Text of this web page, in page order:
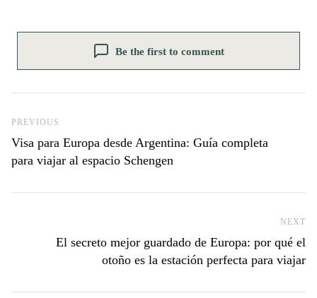
Be the first to comment
Previous Post
PREVIOUS
Visa para Europa desde Argentina: Guía completa
para viajar al espacio Schengen
NEXT
El secreto mejor guardado de Europa: por qué el
otoño es la estación perfecta para viajar